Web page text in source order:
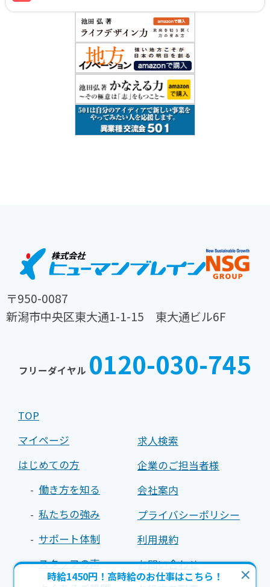
〒950-0087
新潟市中央区東大通1-1-15 東大通ビル6F
242-
242-
フリーダイヤル 0120-030-745
TOP
マイページ
はじめての方
働き方を知る
私たちの強み
サポート体制
スタッフの声
求人検索
企業のご担当者様
会社案内
プライバシーポリシー
利用規約
お問い合わせ
時給1450円！高時給のお仕事はこちら！